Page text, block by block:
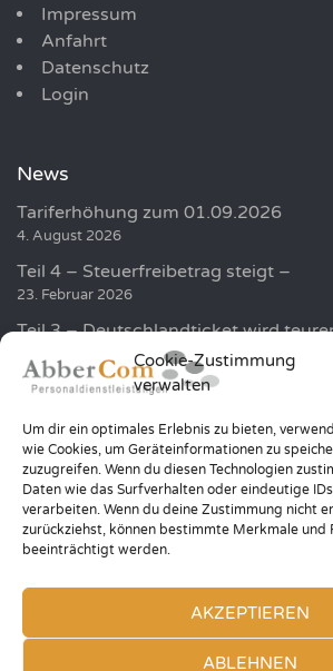
Cookie-Zustimmung
verwalten
Um dir ein optimales Erlebnis zu bieten,
wie Cookies, um Geräteinformationen zu
zuzugreifen. Wenn du diesen Technologien
Daten wie das Surfverhalten oder eindeutige
verarbeiten. Wenn du deine Zustimmung nicht
zurückziehst, können bestimmte Merkmale und
beeinträchtigt werden.
AKZEPTIEREN
ABLEHNEN
Impressum
Anfahrt
Datenschutz
Login
News
Tariferhöhung zum 01.09.2026
4. August 2026
Teil 4 – Steuerfreibetrag steigt –
23. Februar 2026
Teil 3 – Deutschlandticket wird
Golf und Humor sammelt über
20. Januar 2026
Teil 2 – Höhere Minijob Grenze –
12. Januar 2026
© 2026 ABBERCOM